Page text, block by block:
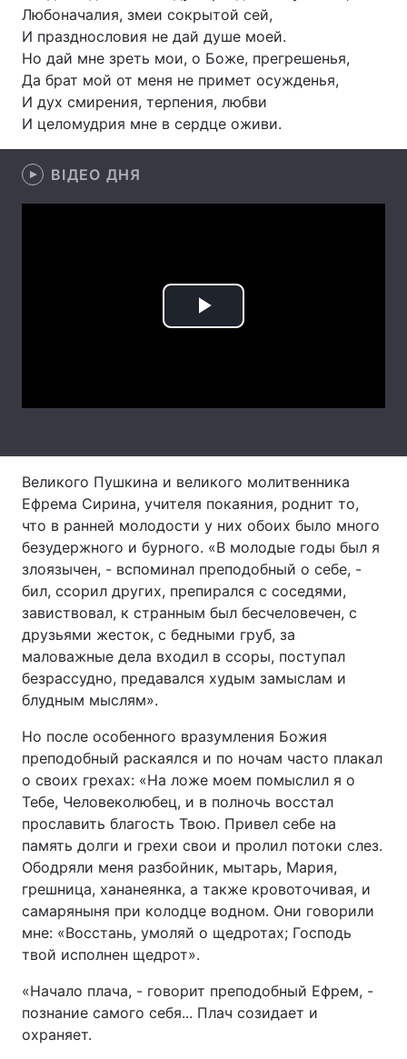
Зброя Інциденти
Здоров'я Туризм
Цікавинки Погода
Лонгріди
Тема оформлення
Любоначалия, змеи сокрытой сей,
И празднословия не дай душе моей.
Но дай мне зреть мои, о Боже, прегрешенья,
Да брат мой от меня не примет осужденья,
И дух смирения, терпения, любви
И целомудрия мне в сердце оживи.
ВІДЕО ДНЯ
Play
Великого Пушкина и великого молитвенника
Ефрема Сирина, учителя покаяния, роднит то,
что в ранней молодости у них обоих было много
безудержного и бурного. «В молодые годы был я
злоязычен, - вспоминал преподобный о себе, -
бил, ссорил других, препирался с соседями,
завиствовал, к странным был бесчеловечен, с
друзьями жесток, с бедными груб, за
маловажные дела входил в ссоры, поступал
безрассудно, предавался худым замыслам и
блудным мыслям».
Но после особенного вразумления Божия
преподобный раскаялся и по ночам часто плакал
о своих грехах: «На ложе моем помыслил я о
Тебе, Человеколюбец, и в полночь восстал
прославить благость Твою. Привел себе на
память долги и грехи свои и пролил потоки слез.
Ободряли меня разбойник, мытарь, Мария,
грешница, хананеянка, а также кровоточивая, и
самаряныня при колодце водном. Они говорили
мне: «Восстань, умоляй о щедротах; Господь
твой исполнен щедрот».
«Начало плача, - говорит преподобный Ефрем, -
познание самого себя... Плач созидает и
охраняет.